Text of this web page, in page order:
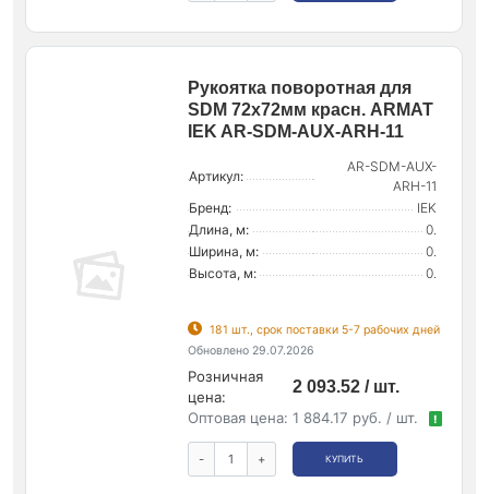
Рукоятка поворотная для
SDM 72х72мм красн. ARMAT
IEK AR-SDM-AUX-ARH-11
Артикул:
AR-SDM-AUX-
ARH-11
Бренд:
IEK
Длина, м:
0.
Ширина, м:
0.
Высота, м:
0.
181 шт., срок поставки 5-7 рабочих дней
Обновлено 29.07.2026
Розничная
цена:
2 093.52 / шт.
Оптовая цена: 1 884.17 руб. / шт. !
- + КУПИТЬ